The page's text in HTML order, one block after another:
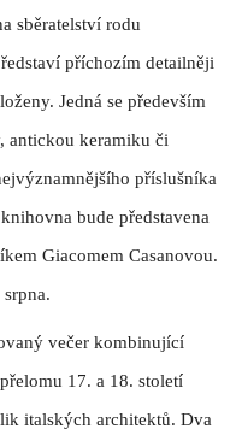
sběratelství rodu
příchozím detailněji
Jedná se především
antickou keramiku či
příslušníka
bude představena
Giacomem Casanovou.
večer kombinující
17. a 18. století
italských architektů. Dva